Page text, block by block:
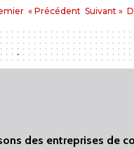
Premier
« PrécédentPrécédent
Suivant
Suivant »
des entreprises de